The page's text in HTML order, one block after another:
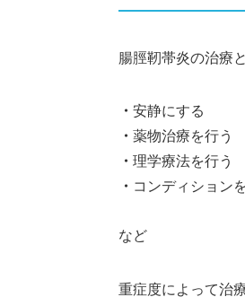
腸脛靭帯炎の治療
安静にする
薬物治療を行う
理学療法を行う
コンディション
など
重症度によって治